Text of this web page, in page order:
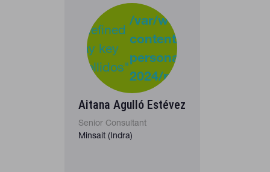
Undefined
array key
"apellidos"
/var/www/clients/
content/plugins/
personas-
2024/
Aitana Agulló Estévez
Senior Consultant
Minsait (Indra)